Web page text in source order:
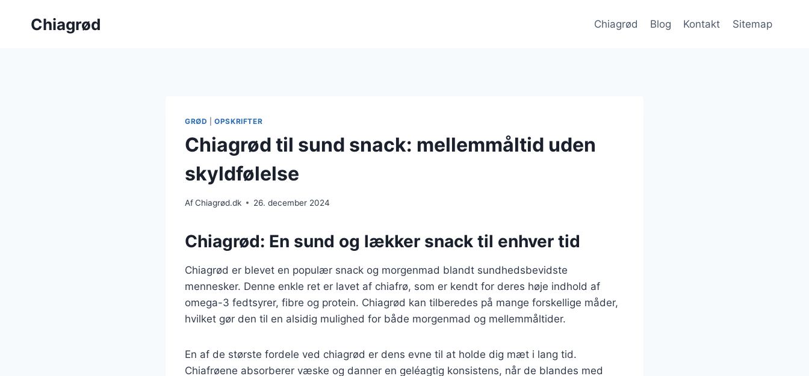
Chiagrød Chiagrød Blog Kontakt Sitemap
GRØD |OPSKRIFTER
Chiagrød til sund snack: mellemmåltid uden
skyldfølelse
AfChiagrød.dk 26. december 2024
Chiagrød: En sund og lækker snack til enhver tid
Chiagrød er blevet en populær snack og morgenmad blandt sundhedsbevidste
mennesker. Denne enkle ret er lavet af chiafrø, som er kendt for deres høje indhold af
omega-3 fedtsyrer, fibre og protein. Chiagrød kan tilberedes på mange forskellige måder,
hvilket gør den til en alsidig mulighed for både morgenmad og mellemmåltider.
En af de største fordele ved chiagrød er dens evne til at holde dig mæt i lang tid.
Chiafrøene absorberer væske og danner en geléagtig konsistens, når de blandes med